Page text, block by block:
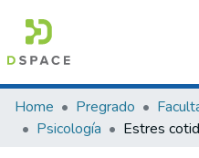
Communities & Collections
All of DSpace
Home Pregrado
Psicología